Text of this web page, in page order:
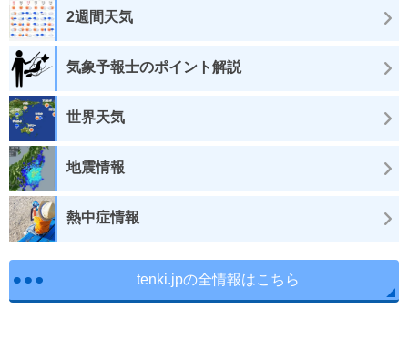
2週間天気
気象予報士のポイント解説
世界天気
地震情報
熱中症情報
tenki.jpの全情報はこちら